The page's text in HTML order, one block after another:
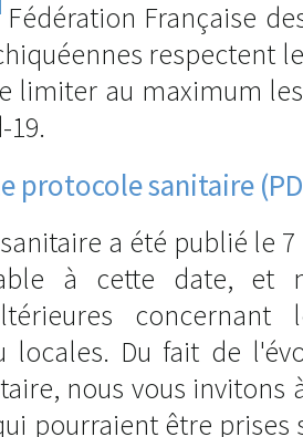
Fédération Française
respectent
limiter au maximum
19.
protocole sanitaire
a été publié le
à cette date, et
concernant
locales. Du fait de
nous vous invitons
pourraient être